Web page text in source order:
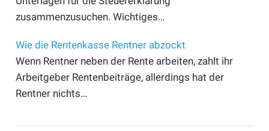
zusammenzusuchen. Wichtiges…
Wie die Rentenkasse Rentner abzockt
Wenn Rentner neben der Rente arbeiten, zahlt ihr
Arbeitgeber Rentenbeiträge, allerdings hat der
Rentner nichts…